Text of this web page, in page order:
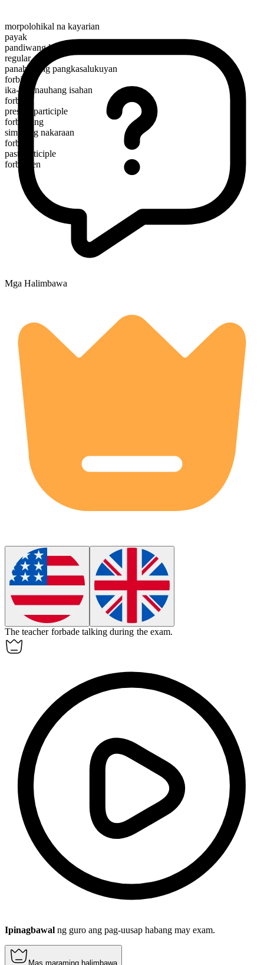
morpolohikal na kayarian
payak
pandiwang kilos
regular
panahunang pangkasalukuyan
forbid
ika-3 panauhang isahan
forbids
present participle
forbidding
simpleng nakaraan
forbade
past participle
forbidden
Mga Halimbawa
The teacher forbade talking during the exam.
Ipinagbawal ng guro ang pag-uusap habang may exam.
Mas maraming halimbawa